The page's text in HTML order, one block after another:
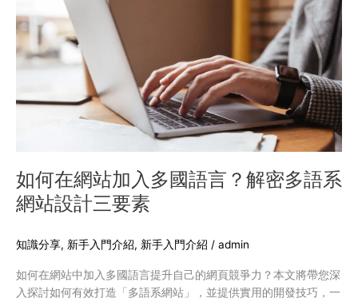
如何在網站加入多國語言？解密多語系
網站設計三要素
知識分享, 新手入門介紹, 新手入門介紹 / admin
如何在網站中加入多國語言提升自己的網頁競爭力？本文將帶您深
入探討如何有效打造「多語系網站」，並提供實用的開發技巧，一
在
網
站
多
解
密
多
系
站
設